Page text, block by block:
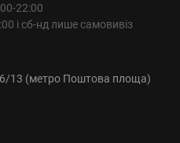
22:00
і сб-нд лише самовивіз
6/13 (метро Поштова площа)